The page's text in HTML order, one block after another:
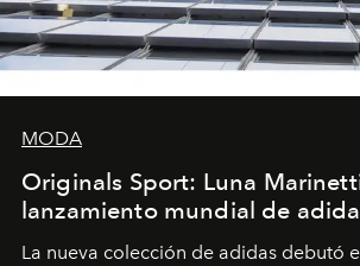
MODA
Originals Sport: Luna
lanzamiento mundial de
La nueva colección de adidas debutó